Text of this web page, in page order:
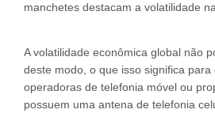
manchetes destacam a volatilidade
A volatilidade econômica global não
deste modo, o que isso significa para
operadoras de telefonia móvel ou
possuem uma antena de telefonia